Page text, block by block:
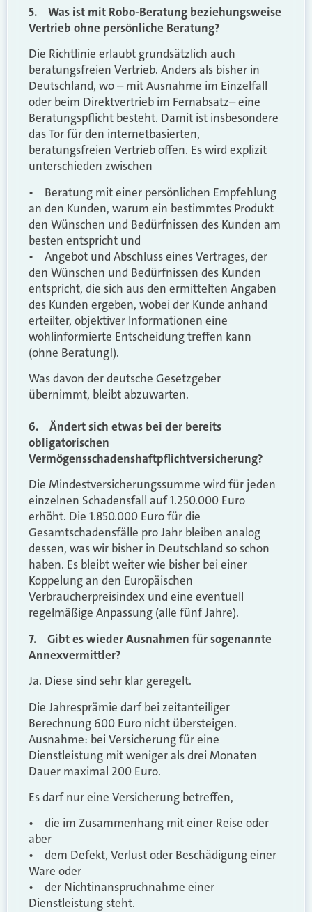
5. Was ist mit Robo-Beratung beziehungsweise
Vertrieb ohne persönliche Beratung?
Die Richtlinie erlaubt grundsätzlich auch
beratungsfreien Vertrieb. Anders als bisher in
Deutschland, wo – mit Ausnahme im Einzelfall
oder beim Direktvertrieb im Fernabsatz– eine
Beratungspflicht besteht. Damit ist insbesondere
das Tor für den internetbasierten,
beratungsfreien Vertrieb offen. Es wird explizit
unterschieden zwischen
• Beratung mit einer persönlichen Empfehlung
an den Kunden, warum ein bestimmtes Produkt
den Wünschen und Bedürfnissen des Kunden am
besten entspricht und
• Angebot und Abschluss eines Vertrages, der
den Wünschen und Bedürfnissen des Kunden
entspricht, die sich aus den ermittelten Angaben
des Kunden ergeben, wobei der Kunde anhand
erteilter, objektiver Informationen eine
wohlinformierte Entscheidung treffen kann
(ohne Beratung!).
Was davon der deutsche Gesetzgeber
übernimmt, bleibt abzuwarten.
6. Ändert sich etwas bei der bereits
obligatorischen
Vermögensschadenshaftpflichtversicherung?
Die Mindestversicherungssumme wird für jeden
einzelnen Schadensfall auf 1.250.000 Euro
erhöht. Die 1.850.000 Euro für die
Gesamtschadensfälle pro Jahr bleiben analog
dessen, was wir bisher in Deutschland so schon
haben. Es bleibt weiter wie bisher bei einer
Koppelung an den Europäischen
Verbraucherpreisindex und eine eventuell
regelmäßige Anpassung (alle fünf Jahre).
7. Gibt es wieder Ausnahmen für sogenannte
Annexvermittler?
Ja. Diese sind sehr klar geregelt.
Die Jahresprämie darf bei zeitanteiliger
Berechnung 600 Euro nicht übersteigen.
Ausnahme: bei Versicherung für eine
Dienstleistung mit weniger als drei Monaten
Dauer maximal 200 Euro.
Es darf nur eine Versicherung betreffen,
• die im Zusammenhang mit einer Reise oder
aber
• dem Defekt, Verlust oder Beschädigung einer
Ware oder
• der Nichtinanspruchnahme einer
Dienstleistung steht.